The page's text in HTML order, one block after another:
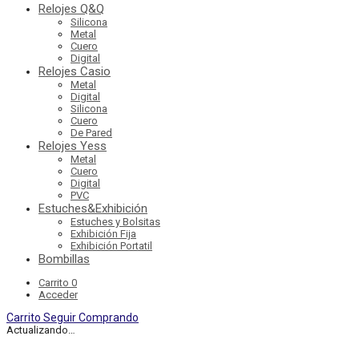
Relojes Q&Q
Silicona
Metal
Cuero
Digital
Relojes Casio
Metal
Digital
Silicona
Cuero
De Pared
Relojes Yess
Metal
Cuero
Digital
PVC
Estuches&Exhibición
Estuches y Bolsitas
Exhibición Fija
Exhibición Portatil
Bombillas
Carrito 0
Acceder
Carrito Seguir Comprando
Actualizando…